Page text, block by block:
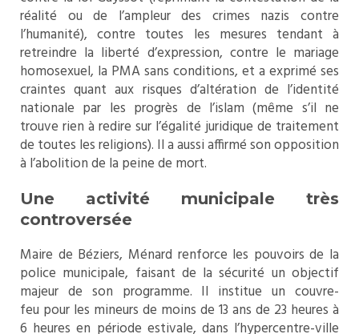
réalité ou de l’ampleur des crimes nazis contre
l’humanité), contre toutes les mesures tendant à
retreindre la liberté d’expression, contre le mariage
homosexuel, la PMA sans conditions, et a exprimé ses
craintes quant aux risques d’altération de l’identité
nationale par les progrès de l’islam (même s’il ne
trouve rien à redire sur l’égalité juridique de traitement
de toutes les religions). Il a aussi affirmé son opposition
à l’abolition de la peine de mort.
Une activité municipale très
controversée
Maire de Béziers, Ménard renforce les pouvoirs de la
police municipale, faisant de la sécurité un objectif
majeur de son programme. Il institue un couvre-
feu pour les mineurs de moins de 13 ans de 23 heures à
6 heures en période estivale, dans l’hypercentre-ville